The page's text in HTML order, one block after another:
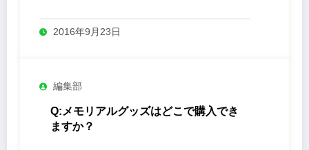
2016年9月23日
編集部
Q:メモリアルグッズはどこで購入でき
ますか？